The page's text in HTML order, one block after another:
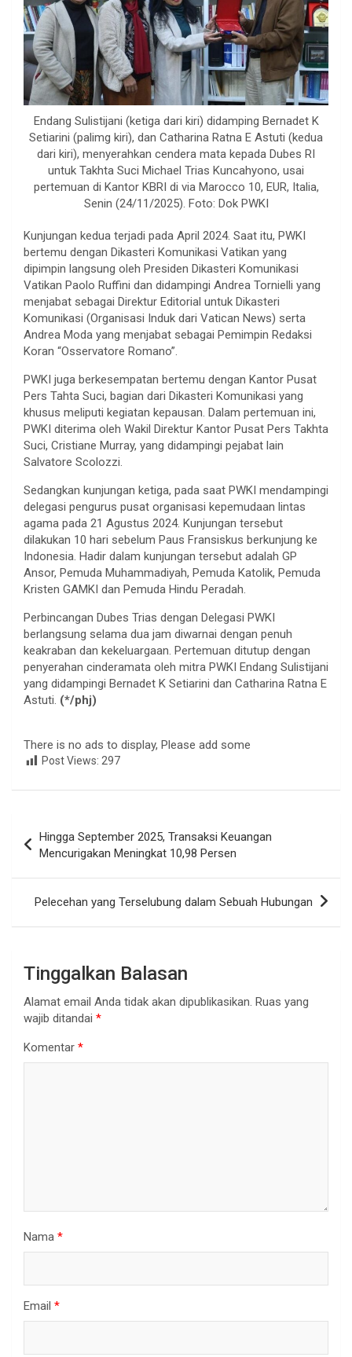
Endang Sulistijani (ketiga dari kiri) didamping Bernadet K
Setiarini (palimg kiri), dan Catharina Ratna E Astuti (kedua
dari kiri), menyerahkan cendera mata kepada Dubes RI
untuk Takhta Suci Michael Trias Kuncahyono, usai
pertemuan di Kantor KBRI di via Marocco 10, EUR, Italia,
Senin (24/11/2025). Foto: Dok PWKI
Kunjungan kedua terjadi pada April 2024. Saat itu, PWKI
bertemu dengan Dikasteri Komunikasi Vatikan yang
dipimpin langsung oleh Presiden Dikasteri Komunikasi
Vatikan Paolo Ruffini dan didampingi Andrea Tornielli yang
menjabat sebagai Direktur Editorial untuk Dikasteri
Komunikasi (Organisasi Induk dari Vatican News) serta
Andrea Moda yang menjabat sebagai Pemimpin Redaksi
Koran “Osservatore Romano”.
PWKI juga berkesempatan bertemu dengan Kantor Pusat
Pers Tahta Suci, bagian dari Dikasteri Komunikasi yang
khusus meliputi kegiatan kepausan. Dalam pertemuan ini,
PWKI diterima oleh Wakil Direktur Kantor Pusat Pers Takhta
Suci, Cristiane Murray, yang didampingi pejabat lain
Salvatore Scolozzi.
Sedangkan kunjungan ketiga, pada saat PWKI mendampingi
delegasi pengurus pusat organisasi kepemudaan lintas
agama pada 21 Agustus 2024. Kunjungan tersebut
dilakukan 10 hari sebelum Paus Fransiskus berkunjung ke
Indonesia. Hadir dalam kunjungan tersebut adalah GP
Ansor, Pemuda Muhammadiyah, Pemuda Katolik, Pemuda
Kristen GAMKI dan Pemuda Hindu Peradah.
Perbincangan Dubes Trias dengan Delegasi PWKI
berlangsung selama dua jam diwarnai dengan penuh
keakraban dan kekeluargaan. Pertemuan ditutup dengan
penyerahan cinderamata oleh mitra PWKI Endang Sulistijani
yang didampingi Bernadet K Setiarini dan Catharina Ratna E
Astuti. (*/phj)
There is no ads to display, Please add some
Post Views: 297
pos
Hingga September 2025, Transaksi Keuangan
Mencurigakan Meningkat 10,98 Persen
Pelecehan yang Terselubung dalam Sebuah Hubungan
Tinggalkan Balasan
Alamat email Anda tidak akan dipublikasikan. Ruas yang
wajib ditandai *
Komentar *
Nama *
Email *